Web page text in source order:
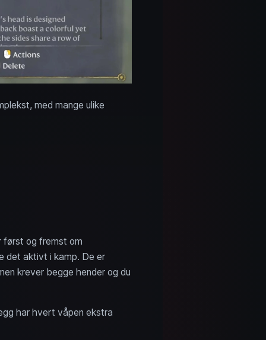
med mange ulike
først og fremst om
det aktivt i kamp. De er
krever begge hender og du
har hvert våpen ekstra